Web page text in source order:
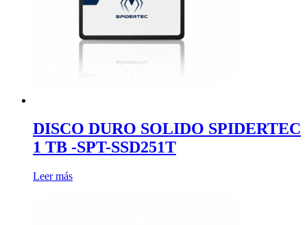
DISCO DURO SOLIDO SPIDERTEC
1 TB -SPT-SSD251T
Leer más